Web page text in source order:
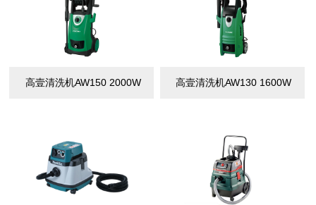
高壹清洗机AW150 2000W 高壹清洗机AW130 1600W